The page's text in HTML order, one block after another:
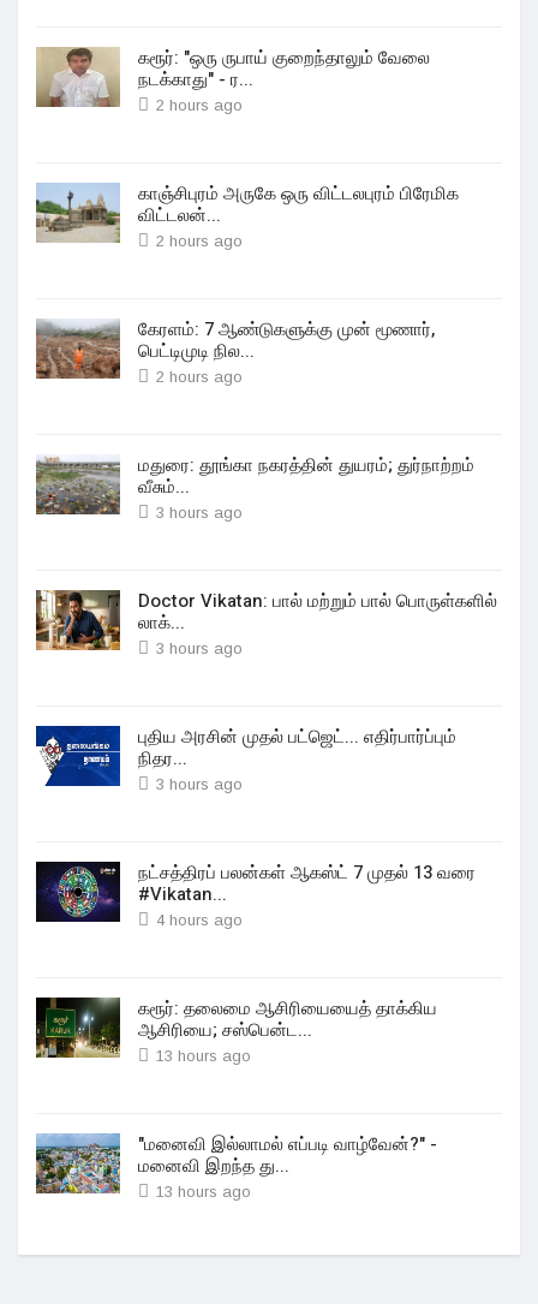
கரூர்: "ஒரு ருபாய் குறைந்தாலும் வேலை
நடக்காது" - ர...
2 hours ago
காஞ்சிபுரம் அருகே ஒரு விட்டலபுரம் பிரேமிக
விட்டலன்...
2 hours ago
கேரளம்: 7 ஆண்டுகளுக்கு முன் மூணார்,
பெட்டிமுடி நில...
2 hours ago
மதுரை: தூங்கா நகரத்தின் துயரம்; துர்நாற்றம்
வீசும்...
3 hours ago
Doctor Vikatan: பால் மற்றும் பால் பொருள்களில்
லாக்...
3 hours ago
புதிய அரசின் முதல் பட்ஜெட்... எதிர்பார்ப்பும்
நிதர...
3 hours ago
நட்சத்திரப் பலன்கள் ஆகஸ்ட் 7 முதல் 13 வரை
#Vikatan...
4 hours ago
கரூர்: தலைமை ஆசிரியையைத் தாக்கிய
ஆசிரியை; சஸ்பென்ட...
13 hours ago
"மனைவி இல்லாமல் எப்படி வாழ்வேன்?" -
மனைவி இறந்த து...
13 hours ago